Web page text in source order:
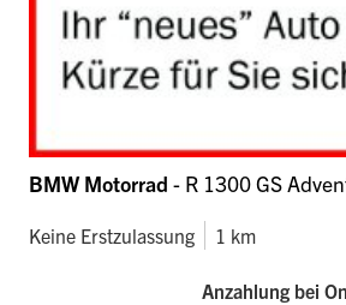
BMW Motorrad - R 1300 GS
Keine Erstzulassung 1 km
Anzahlung bei